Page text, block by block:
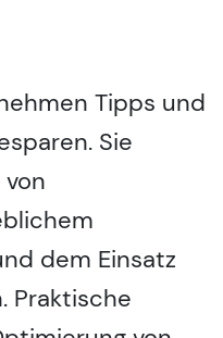
Tipps und
Sie
dem Einsatz
Praktische